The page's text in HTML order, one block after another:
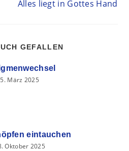
Alles liegt in Gottes Hand
GEFALLEN
5. März 2025
eintauchen
Oktober 2025